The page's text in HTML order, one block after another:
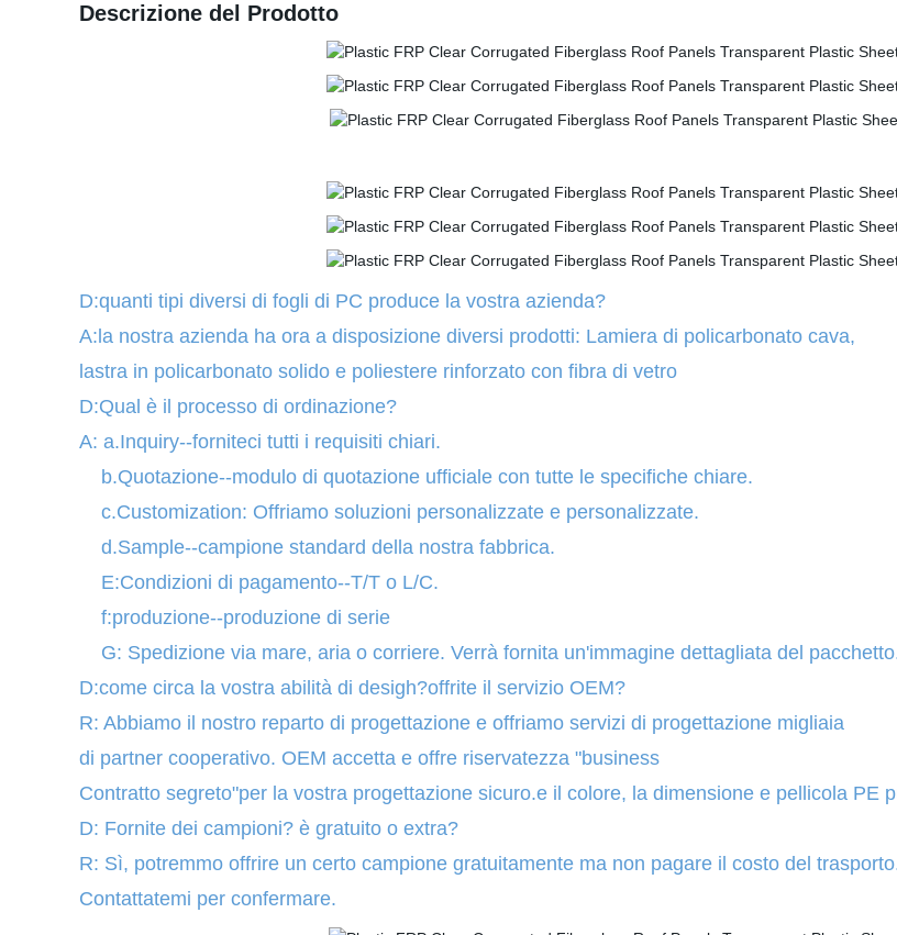
Descrizione del Prodotto
D:quanti tipi diversi di fogli di PC produce la vostra azienda?
A:la nostra azienda ha ora a disposizione diversi prodotti: Lamiera di policarbonato cava,
lastra in policarbonato solido e poliestere rinforzato con fibra di vetro
D:Qual è il processo di ordinazione?
A: a.Inquiry--forniteci tutti i requisiti chiari.
b.Quotazione--modulo di quotazione ufficiale con tutte le specifiche chiare.
c.Customization: Offriamo soluzioni personalizzate e personalizzate.
d.Sample--campione standard della nostra fabbrica.
E:Condizioni di pagamento--T/T o L/C.
f:produzione--produzione di serie
G: Spedizione via mare, aria o corriere. Verrà fornita un'immagine dettagliata del
D:come circa la vostra abilità di desigh?offrite il servizio OEM?
R: Abbiamo il nostro reparto di progettazione e offriamo servizi di progettazione migliaia
di partner cooperativo. OEM accetta e offre riservatezza "business
Contratto segreto"per la vostra progettazione sicuro.e il colore, la dimensione e pellicola PE
D: Fornite dei campioni? è gratuito o extra?
R: Sì, potremmo offrire un certo campione gratuitamente ma non pagare il costo del
Contattatemi per confermare.